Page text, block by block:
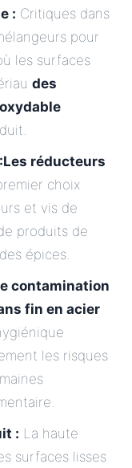
: Critiques dans
pour
les surfaces
des
Les réducteurs
choix
et vis de
produits de
épices.
contamination
fin en acier
les risques
: La haute
surfaces lisses